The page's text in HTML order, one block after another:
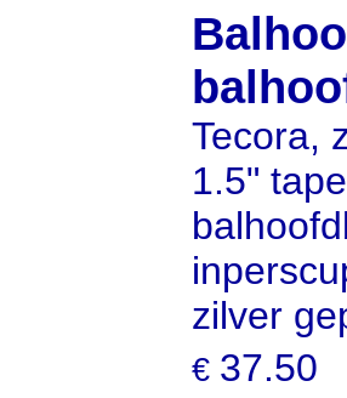
Tecora,
1.5"
zilver
€ 37.50